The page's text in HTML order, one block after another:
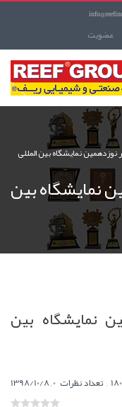
عضويت
منوی
کاربری
نمایشگاه بین المللی
نمایشگاه بین
نمایشگاه بین
1398/10/8, ,تعداد نظرات